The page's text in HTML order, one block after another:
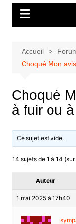
Accueil
Choqué Mon
Choqué
à fuir ou
Ce sujet est vide.
14 sujets de 1 à 14
Auteur
1 mai 2025 à 17h40